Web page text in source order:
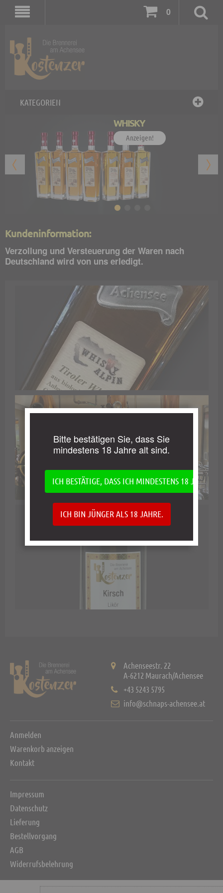
0
KATEGORIEN
WHISKY
Anzeigen!
Kundeninformation:
Verzollung und Versteuerung der Waren nach
Deutschland wird von uns erledigt.
Achenseestr. 22
A-6212 Maurach/Achensee
+43 5243 5795
info@schnaps-achensee.at
Anmelden
Warenkorb anzeigen
Kontakt
Impressum
Datenschutz
Lieferung
Bestellvorgang
AGB
Widerrufsbelehrung
Bitte bestätigen Sie, dass Sie
mindestens 18 Jahre alt sind.
ICH BESTÄTIGE, DASS ICH MINDESTENS 18 JAHRE
ICH BIN JÜNGER ALS 18 JAHRE.